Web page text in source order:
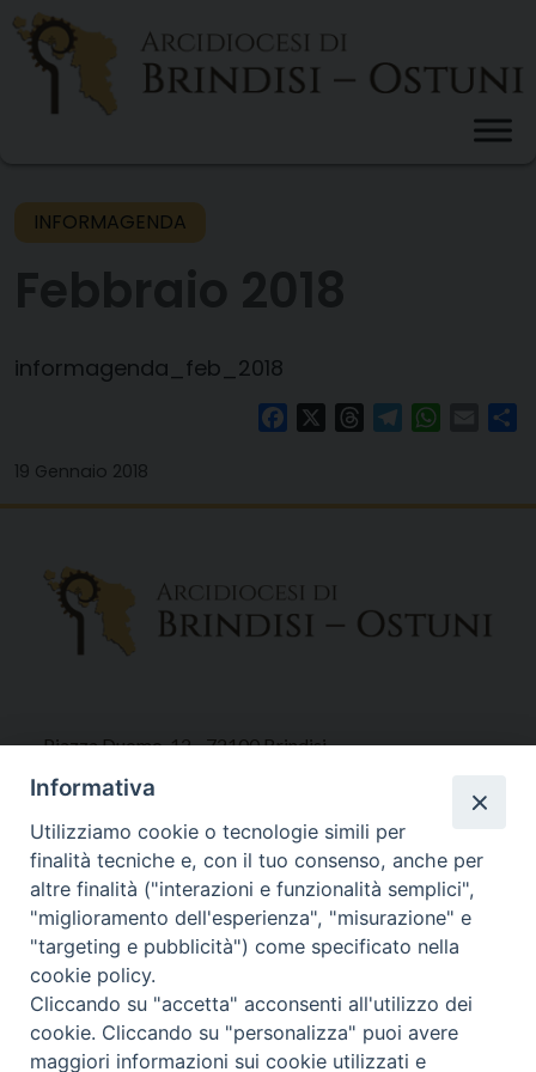
Skip
content
INFORMAGENDA
informagenda_feb_2018
FacebookThreadsTelegram Email
19 Gennaio 2018
Piazza Duomo, 12 - 72100 Brindisi
Tel 0831.521958
Fax 0831.528315
Orari Curia
Mar. / Mer. / Giov. ore 9 - 13
nei mesi estivi solo Martedì ore 9 - 13
WebMail
Informativa
Utilizziamo cookie o tecnologie simili per
finalità tecniche e, con il tuo consenso, anche per
altre finalità ("interazioni e funzionalità semplici",
"miglioramento dell'esperienza", "misurazione" e
"targeting e pubblicità") come specificato nella
cookie policy.
Cliccando su "accetta" acconsenti all'utilizzo dei
cookie. Cliccando su "personalizza" puoi avere
maggiori informazioni sui cookie utilizzati e